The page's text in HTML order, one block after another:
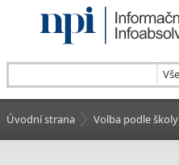
Úvodní strana Volba podle školy